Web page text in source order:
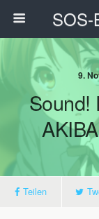
SOS-
9.
Sound!
Teilen